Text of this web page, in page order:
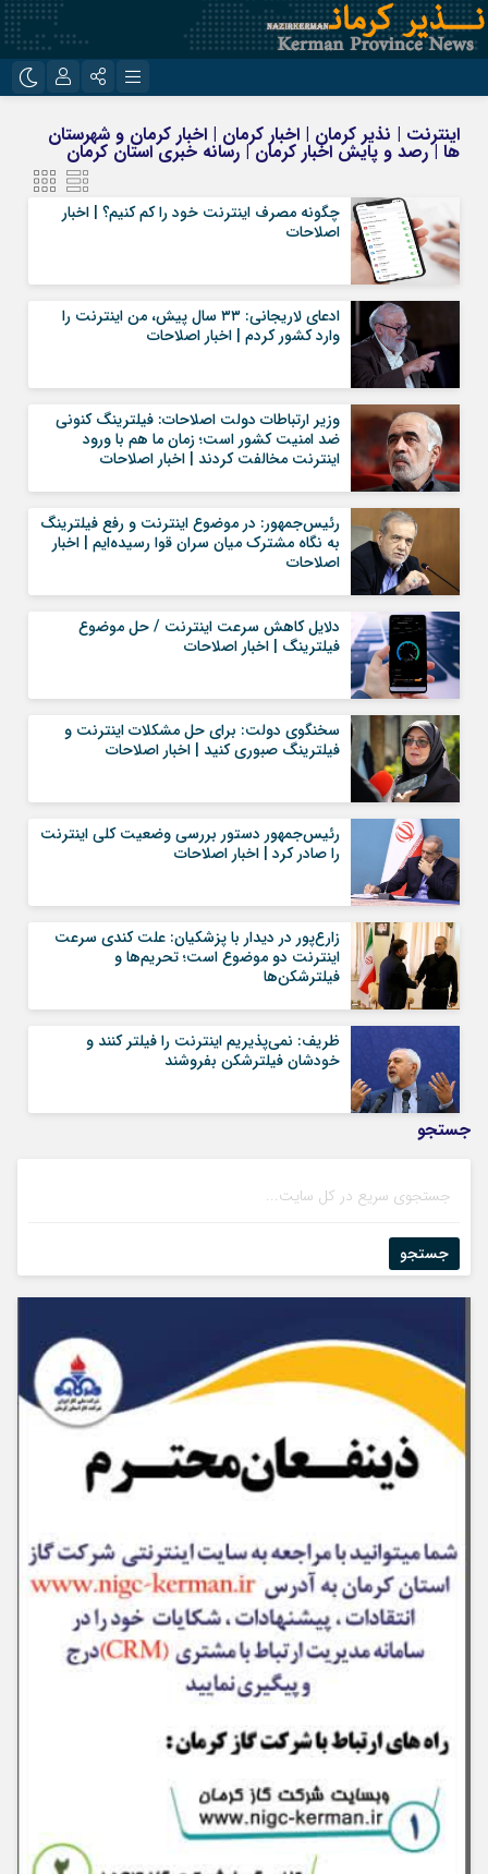
روبیکا
ایتا
مرا به خاطر بسپار
اینترنت | نذیر کرمان | اخبار کرمان | اخبار کرمان و شهرستان
ها | رصد و پایش اخبار کرمان | رسانه خبری استان کرمان
چگونه مصرف اینترنت خود را کم کنیم؟ | اخبار
اصلاحات
ادعای لاریجانی: ۳۳ سال پیش، من اینترنت را
وارد کشور کردم | اخبار اصلاحات
وزیر ارتباطات دولت اصلاحات: فیلترینگ کنونی
ضد امنیت کشور است؛ زمان ما هم با ورود
اینترنت مخالفت کردند | اخبار اصلاحات
رئیس‌جمهور: در موضوع اینترنت و رفع فیلترینگ
به نگاه مشترک میان سران قوا رسیده‌ایم | اخبار
اصلاحات
دلایل کاهش سرعت اینترنت / حل موضوع
فیلترینگ | اخبار اصلاحات
سخنگوی دولت: برای حل مشکلات اینترنت و
فیلترینگ صبوری کنید | اخبار اصلاحات
رئیس‌جمهور دستور بررسی وضعیت کلی اینترنت
را صادر کرد | اخبار اصلاحات
زارع‌پور در دیدار با پزشکیان: علت کندی سرعت
اینترنت دو موضوع است؛ تحریم‌ها و
فیلترشکن‌ها
ظریف: نمی‌پذیریم اینترنت را فیلتر کنند و
خودشان فیلترشکن بفروشند
جستجو
جستجو